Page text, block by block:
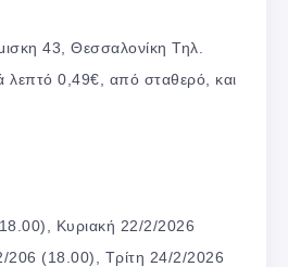
43, Θεσσαλονίκη Τηλ.
λεπτό 0,49€, από σταθερό, και
Κυριακή 22/2/2026
206 (18.00), Τρίτη 24/2/2026